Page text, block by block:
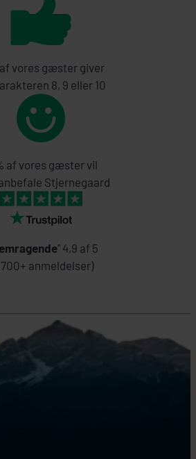
vores gæster giver
8, 9 eller 10
af vores gæster vil
Stjernegaard
" 4,9 af 5
anmeldelser)